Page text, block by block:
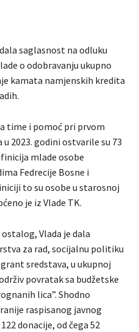
saglasnost na odluku
o odobravanju ukupno
kamata namjenskih kredita
time i pomoć pri prvom
2023. godini ostvarile su 73
mlade osobe
Fedrecije Bosne i
to su osobe u starosnoj
je iz Vlade TK.
Vlada je dala
za rad, socijalnu politiku
sredstava, u ukupnoj
povratak sa budžetske
lica”. Shodno
raspisanog javnog
donacije, od čega 52